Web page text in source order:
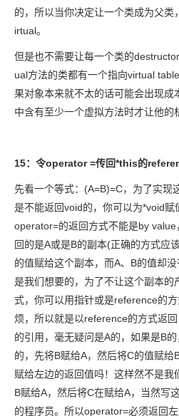
的，所以当你决定让一个类成为父
irtual。
但是也不需要让每一个类的
ual方法的类都有一个指向virtual
果对象本来就不太的话可能会出现成
中含有至少一个虚拟方法时才让他的
15：令operator =传回*this的
先看一个等式：(A=B)=C，为了实现
是不能返回void的，你可以为*void赋
operator=的返回方式不能是by
回的是A或是B的副本(正确的方式应
的值赋给这个副本，而A、B的值却
是我们想要的，为了不让这个副本的
式，你可以用指针或是reference的
烦，所以就是以reference的方式返
的引用，毫无疑问是A的，如果是B
的，先将B赋给A，然后将C的值赋给
赋给左边的返回值吗！这样然不是
B赋给A，然后将C在赋给A，当然写
的程序员。所以operator=必须返回